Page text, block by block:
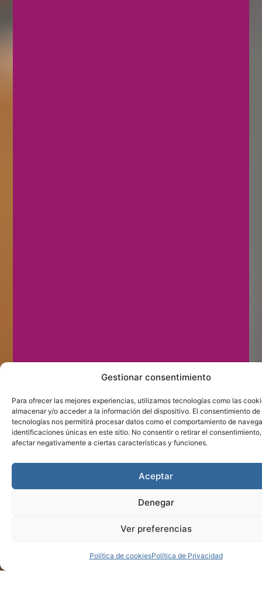
Gestionar consentimiento
Para ofrecer las mejores experiencias, utilizamos tecnologías como las
almacenar y/o acceder a la información del dispositivo. El consentimiento de
tecnologías nos permitirá procesar datos como el comportamiento de
identificaciones únicas en este sitio. No consentir o retirar el
afectar negativamente a ciertas características y funciones.
Aceptar
Denegar
Ver preferencias
Política de cookiesPolítica de Privacidad